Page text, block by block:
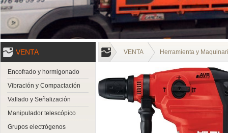
VENTA
Encofrado y hormigonado
Vibración y Compactación
Vallado y Señalización
Manipulador telescópico
Grupos electrógenos
VENTA Herramienta y